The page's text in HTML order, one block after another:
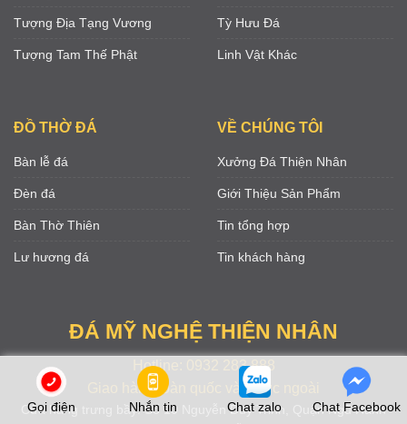
Gọi điện Nhắn tin Chat zalo Chat Facebook
Tượng Địa Tạng Vương
Tượng Tam Thế Phật
Tỳ Hưu Đá
Linh Vật Khác
ĐỒ THỜ ĐÁ
Bàn lễ đá
Đèn đá
Bàn Thờ Thiên
Lư hương đá
VỀ CHÚNG TÔI
Xưởng Đá Thiện Nhân
Giới Thiệu Sản Phẩm
Tin tổng hợp
Tin khách hàng
ĐÁ MỸ NGHỆ THIỆN NHÂN
Hotline: 0932 283 888
Giao hàng toàn quốc và nước ngoài
Cửa hàng trưng bầy: Số 10 Nguyễn Duy Trinh, Quận Ngũ Hành